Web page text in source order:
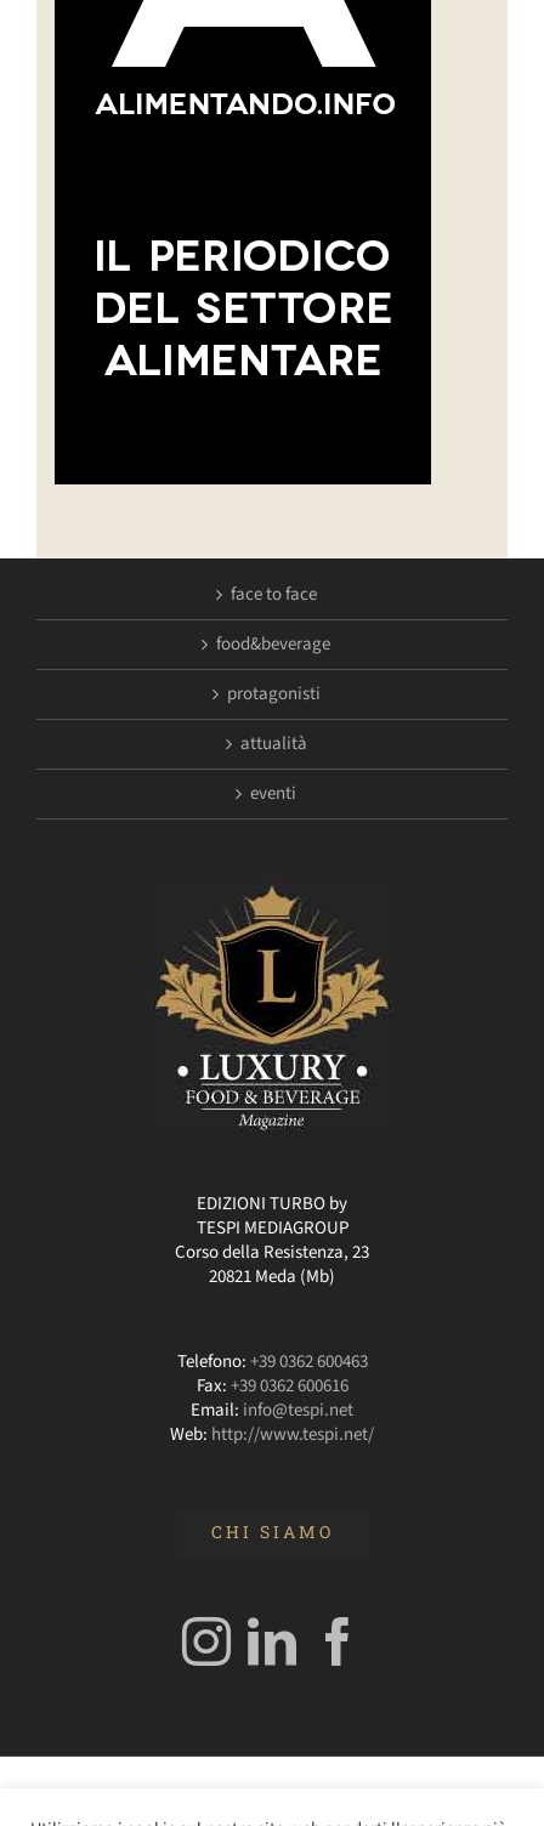
face to face
food&beverage
protagonisti
attualità
eventi
EDIZIONI TURBO by
TESPI MEDIAGROUP
Corso della Resistenza, 23
20821 Meda (Mb)
Telefono:+39 0362 600463
Fax:+39 0362 600616
Email: info@tespi.net
Web: http://www.tespi.net/
CHI SIAMO